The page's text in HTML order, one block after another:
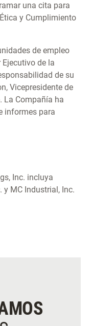
una cita para
y Cumplimiento
de empleo
de la
de su
Vicepresidente de
La Compañía ha
informes para
Inc. incluya
y MC Industrial, Inc.